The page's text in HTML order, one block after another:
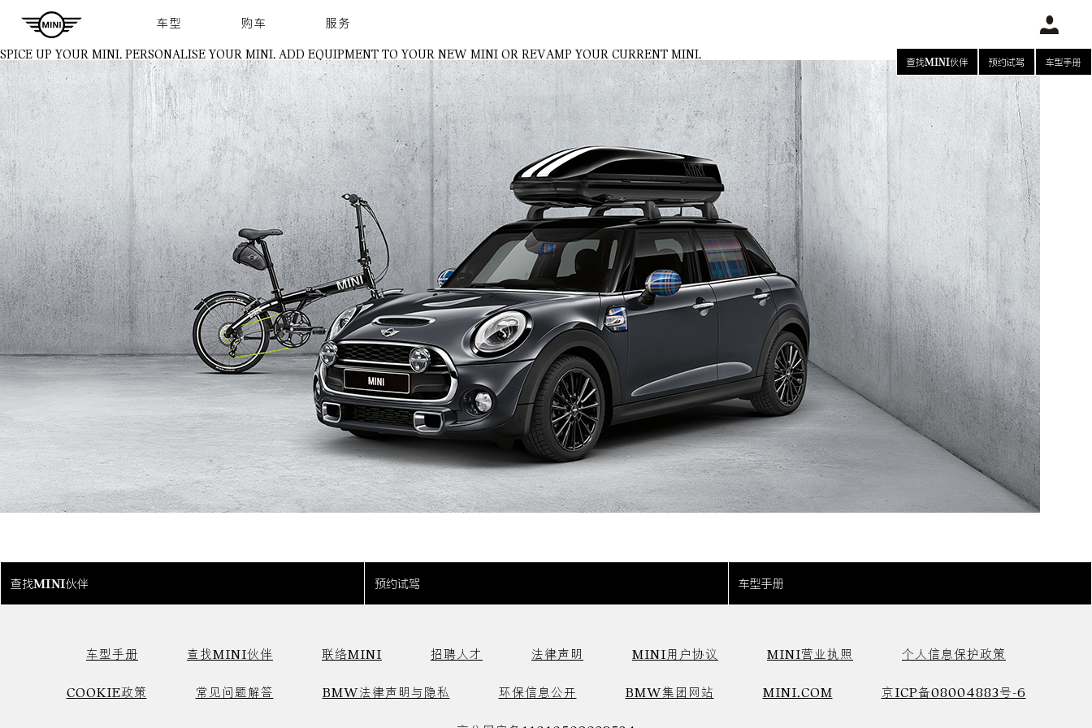
车型 购车 服务
查找MINI伙伴 预约试驾 车型手册
SPICE UP YOUR MINI. PERSONALISE YOUR MINI. ADD EQUIPMENT TO YOUR NEW MINI OR REVAMP YOUR CURRENT MINI.
查找MINI伙伴 预约试驾 车型手册
车型手册 查找MINI伙伴 联络MINI 招聘人才 法律声明 MINI用户协议 MINI营业执照 个人信息保护政策
COOKIE政策 常见问题解答 BMW法律声明与隐私 环保信息公开 BMW集团网站 MINI.COM 京ICP备08004883号-6